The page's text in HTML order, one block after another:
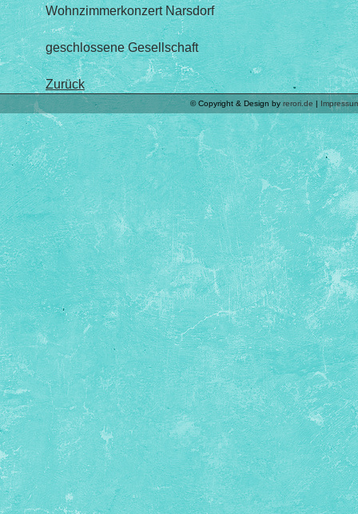
Wohnzimmerkonzert Narsdorf
geschlossene Gesellschaft
Zurück
© Copyright & Design by rerori.de